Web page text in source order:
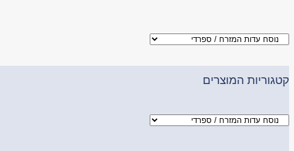
קטגוריות המוצרים